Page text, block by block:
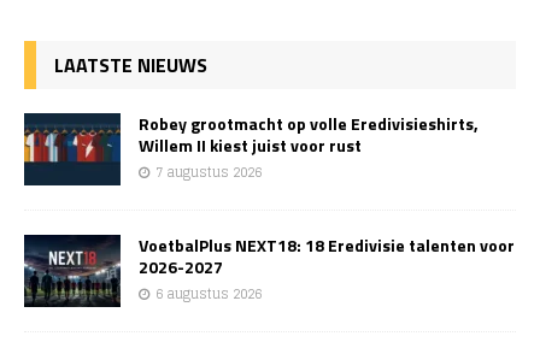
LAATSTE NIEUWS
Robey grootmacht op volle Eredivisieshirts,
Willem II kiest juist voor rust
7 augustus 2026
VoetbalPlus NEXT18: 18 Eredivisie talenten voor
2026-2027
6 augustus 2026